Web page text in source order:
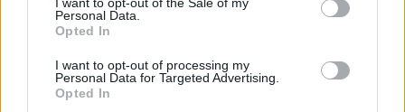
Personal Data.
Opted In
I want to opt-out of processing my
Personal Data for Targeted Advertising.
Opted In
SA 101076)
agenzia delle entrate
2023-04-08